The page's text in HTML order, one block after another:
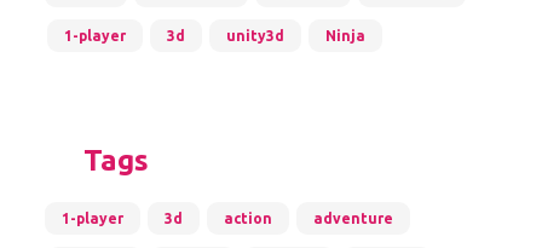
1-player 3d unity3d Ninja
Tags
1-player 3d action adventure